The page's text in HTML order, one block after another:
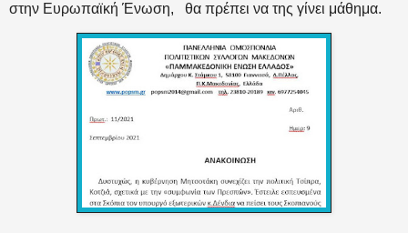
στην Ευρωπαϊκή Ένωση,
θα πρέπει να της γίνει μάθημα.